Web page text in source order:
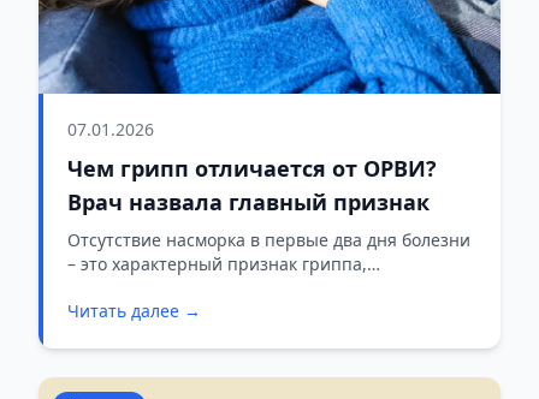
07.01.2026
Чем грипп отличается от ОРВИ?
Врач назвала главный признак
Отсутствие насморка в первые два дня болезни
– это характерный признак гриппа,
Читать далее →